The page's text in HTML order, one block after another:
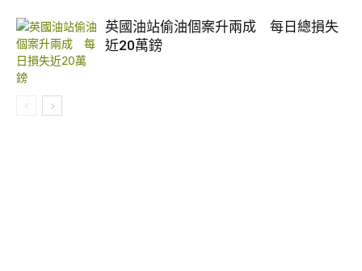
英國油站偷油個案升兩成 每日總損失
近20萬鎊